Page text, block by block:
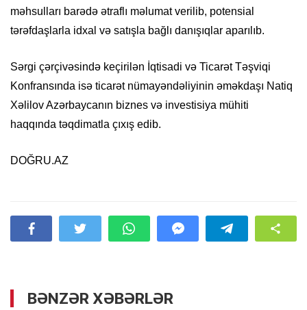
məhsulları barədə ətraflı məlumat verilib, potensial
tərəfdaşlarla idxal və satışla bağlı danışıqlar aparılıb.
Sərgi çərçivəsində keçirilən İqtisadi və Ticarət Təşviqi
Konfransında isə ticarət nümayəndəliyinin əməkdaşı Natiq
Xəlilov Azərbaycanın biznes və investisiya mühiti
haqqında təqdimatla çıxış edib.
DOĞRU.AZ
BƏNZƏR XƏBƏRLƏR